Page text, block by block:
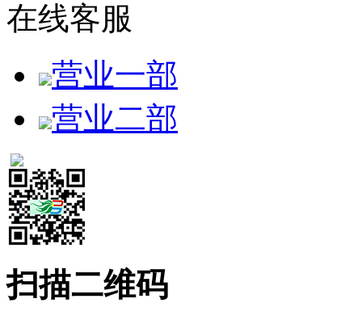
在线客服
营业一部
营业二部
扫描二维码